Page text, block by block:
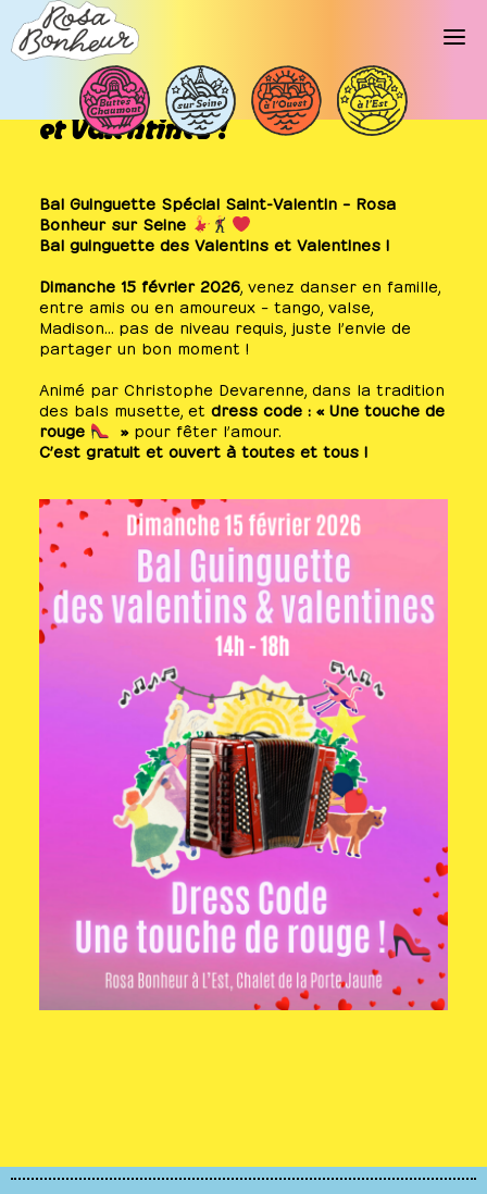
Bal guinguette des Valentins
et Valentines !
Bal Guinguette Spécial Saint-Valentin – Rosa
Bonheur sur Seine
Bal guinguette des Valentins et Valentines !
Dimanche 15 février 2026 , venez danser en famille,
entre amis ou en amoureux – tango, valse,
Madison… pas de niveau requis, juste l’envie de
partager un bon moment !
Animé par Christophe Devarenne, dans la tradition
des bals musette, et dress code : « Une touche de
rouge
» pour fêter l’amour.
C’est gratuit et ouvert à toutes et tous !